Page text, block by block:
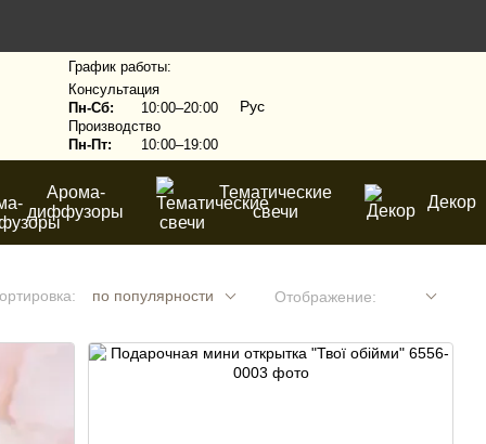
График работы:
Консультация
Пн-Сб:
10:00–20:00
Производство
Пн-Пт:
10:00–19:00
Рус
Арома-
диффузоры
Тематические
свечи
Декор
по популярности Отображение: